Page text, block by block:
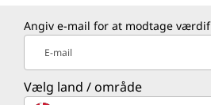
Angiv e-mail for at modtage
E-mail
Vælg land / område